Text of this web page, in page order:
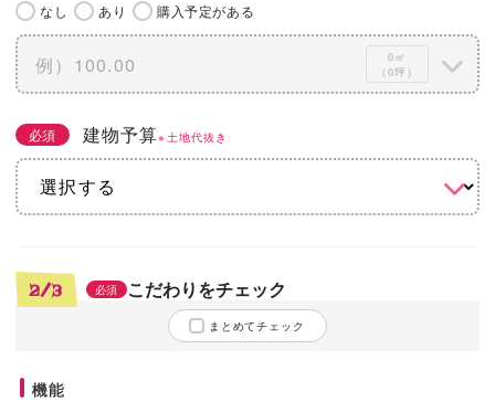
なし あり 購入予定がある
0㎡
（0坪）
必須 建物予算※土地代抜き
2/3 必須 こだわりをチェック
まとめてチェック
機能